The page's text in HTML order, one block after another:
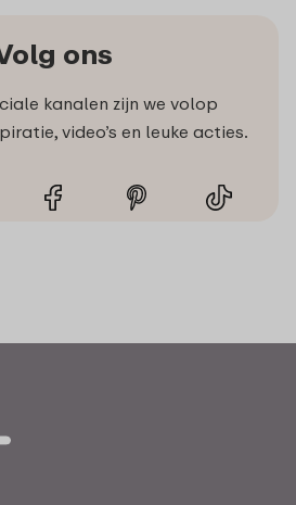
ons
kanalen zijn we volop
video’s en leuke acties.